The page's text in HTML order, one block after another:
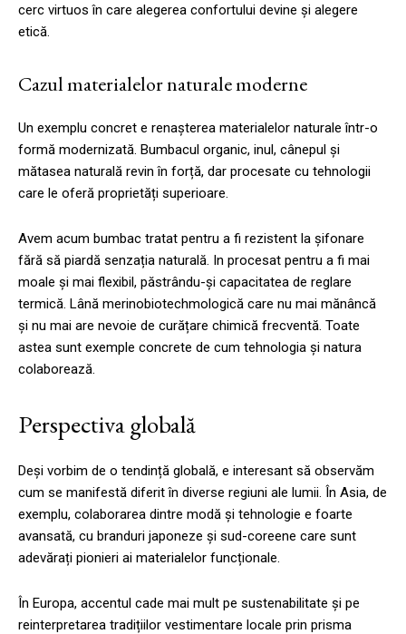
cerc virtuos în care alegerea confortului devine și alegere
etică.
Cazul materialelor naturale moderne
Un exemplu concret e renașterea materialelor naturale într-o
formă modernizată. Bumbacul organic, inul, cânepul și
mătasea naturală revin în forță, dar procesate cu tehnologii
care le oferă proprietăți superioare.
Avem acum bumbac tratat pentru a fi rezistent la șifonare
fără să piardă senzația naturală. In procesat pentru a fi mai
moale și mai flexibil, păstrându-și capacitatea de reglare
termică. Lână merinobiotechmologică care nu mai mănâncă
și nu mai are nevoie de curățare chimică frecventă. Toate
astea sunt exemple concrete de cum tehnologia și natura
colaborează.
Perspectiva globală
Deși vorbim de o tendință globală, e interesant să observăm
cum se manifestă diferit în diverse regiuni ale lumii. În Asia, de
exemplu, colaborarea dintre modă și tehnologie e foarte
avansată, cu branduri japoneze și sud-coreene care sunt
adevărați pionieri ai materialelor funcționale.
În Europa, accentul cade mai mult pe sustenabilitate și pe
reinterpretarea tradițiilor vestimentare locale prin prisma